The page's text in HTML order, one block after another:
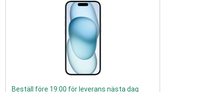
Beställ före 19:00 för leverans nästa dag